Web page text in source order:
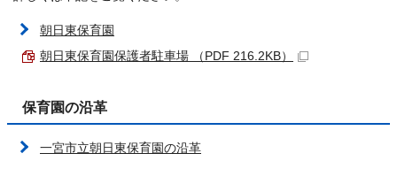
朝日東保育園
朝日東保育園保護者駐車場 （PDF 216.2KB）
保育園の沿革
一宮市立朝日東保育園の沿革